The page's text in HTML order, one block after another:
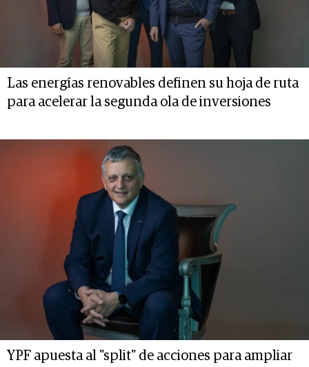
Las energías renovables definen su hoja de ruta
para acelerar la segunda ola de inversiones
YPF apuesta al "split" de acciones para ampliar